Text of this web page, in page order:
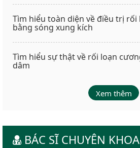
Tìm hiểu toàn diện về điều trị
bằng sóng xung kích
Tìm hiểu sự thật về rối loạn
dâm
Xem thêm
BÁC SĨ CHUYÊN KHOA